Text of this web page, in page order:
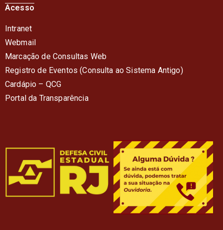
Acesso
Intranet
Webmail
Marcação de Consultas Web
Registro de Eventos (Consulta ao Sistema Antigo)
Cardápio – QCG
Portal da Transparência